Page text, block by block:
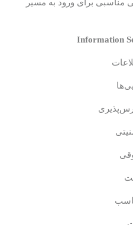
مناسبی برای ورود به مسیر
Information